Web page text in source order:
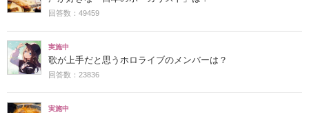
回答数：49459
実施中
歌が上手だと思うホロライブのメンバーは？
回答数：23836
実施中